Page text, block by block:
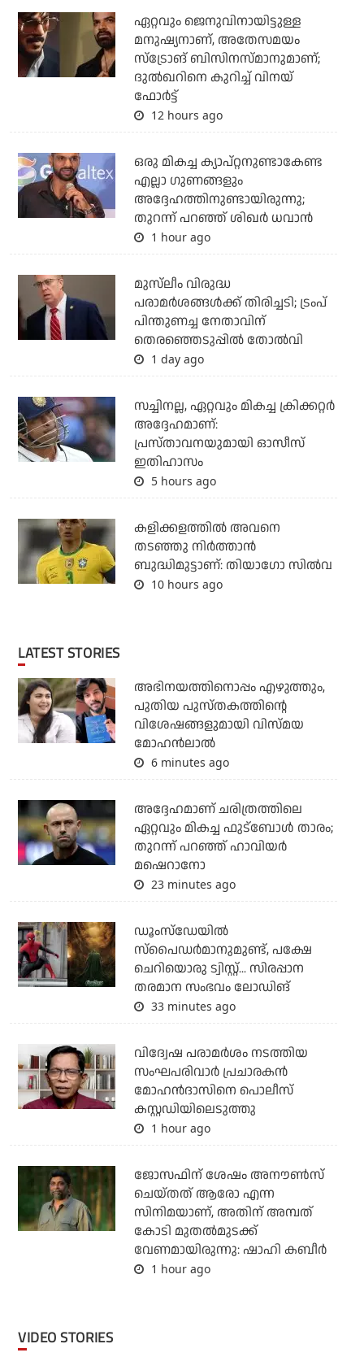
ഏറ്റവും ജെനുവിനായിട്ടുള്ള
മനുഷ്യനാണ്, അതേസമയം
സ്‌ട്രോങ് ബിസിനസ്മാനുമാണ്;
ദുല്‍ഖറിനെ കുറിച്ച് വിനയ്
ഫോര്‍ട്ട്
12 hours ago
ഒരു മികച്ച ക്യാപ്റ്റനുണ്ടാകേണ്ട
എല്ലാ ഗുണങ്ങളും
അദ്ദേഹത്തിനുണ്ടായിരുന്നു;
തുറന്ന് പറഞ്ഞ് ശിഖര്‍ ധവാന്‍
1 hour ago
മുസ്‌ലീം വിരുദ്ധ
പരാമര്‍ശങ്ങള്‍ക്ക് തിരിച്ചടി; ട്രംപ്
പിന്തുണച്ച നേതാവിന്
തെരഞ്ഞെടുപ്പില്‍ തോല്‍വി
1 day ago
സച്ചിനല്ല, ഏറ്റവും മികച്ച ക്രിക്കറ്റര്‍
അദ്ദേഹമാണ്:
പ്രസ്താവനയുമായി ഓസീസ്
ഇതിഹാസം
5 hours ago
കളിക്കളത്തില്‍ അവനെ
തടഞ്ഞു നിര്‍ത്താന്‍
ബുദ്ധിമുട്ടാണ്: തിയാഗോ സില്‍വ
10 hours ago
LATEST STORIES
അഭിനയത്തിനൊപ്പം എഴുത്തും,
പുതിയ പുസ്തകത്തിന്റെ
വിശേഷങ്ങളുമായി വിസ്മയ
മോഹൻലാൽ
6 minutes ago
അദ്ദേഹമാണ് ചരിത്രത്തിലെ
ഏറ്റവും മികച്ച ഫുട്‌ബോള്‍ താരം;
തുറന്ന് പറഞ്ഞ് ഹാവിയര്‍
മഷെറാനോ
23 minutes ago
ഡൂംസ്‌ഡേയില്‍
സ്‌പൈഡര്‍മാനുമുണ്ട്, പക്ഷേ
ചെറിയൊരു ട്വിസ്റ്റ്... സിരപ്പാന
തരമാന സംഭവം ലോഡിങ്
33 minutes ago
വിദ്വേഷ പരാമര്‍ശം നടത്തിയ
സംഘപരിവാര്‍ പ്രചാരകന്‍
മോഹന്‍ദാസിനെ പൊലീസ്
കസ്റ്റഡിയിലെടുത്തു
1 hour ago
ജോസഫിന് ശേഷം അനൗണ്‍സ്
ചെയ്തത് ആരോ എന്ന
സിനിമയാണ്, അതിന് അമ്പത്
കോടി മുതല്‍മുടക്ക്
വേണമായിരുന്നു: ഷാഹി കബീര്‍
1 hour ago
VIDEO STORIES